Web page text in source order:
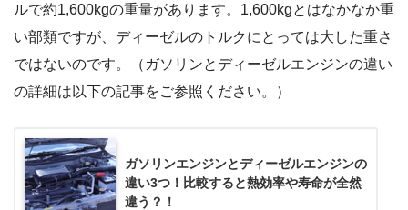
ルで約1,600kgの重量があります。1,600kgとはなかなか重
い部類ですが、ディーゼルのトルクにとっては大した重さ
ではないのです。（ガソリンとディーゼルエンジンの違い
の詳細は以下の記事をご参照ください。）
ガソリンエンジンとディーゼルエンジンの
違い3つ！比較すると熱効率や寿命が全然
違う？！